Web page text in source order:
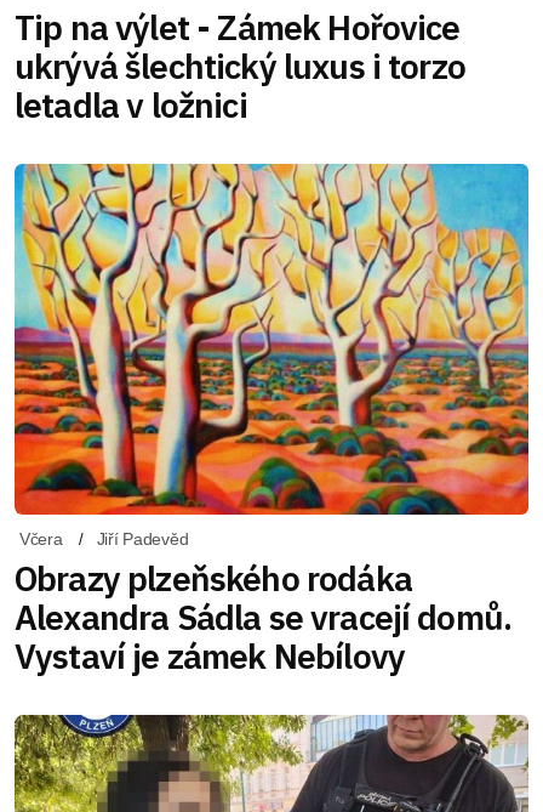
Tip na výlet - Zámek Hořovice
ukrývá šlechtický luxus i torzo
letadla v ložnici
Včera Jiří Padevěd
Obrazy plzeňského rodáka
Alexandra Sádla se vracejí domů.
Vystaví je zámek Nebílovy